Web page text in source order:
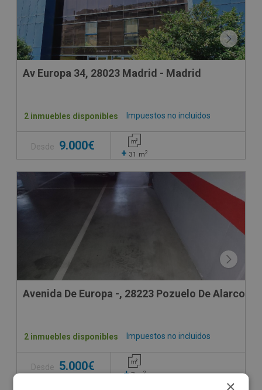
Av Europa 34, 28023 Madrid - Madrid
Impuestos no incluidos
2 inmuebles disponibles
Desde 9.000€
+ 31 m2
Avenida De Europa -, 28223 Pozuelo De Alarcon
Impuestos no incluidos
2 inmuebles disponibles
Desde 5.000€
+ 7m2
×